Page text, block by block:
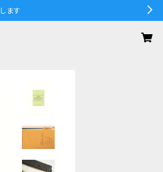
ます